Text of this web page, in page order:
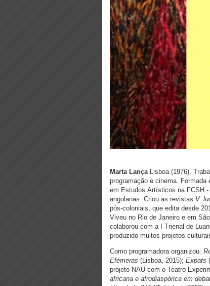
Marta Lança Lisboa (1976).
programação e cinema.
em Estudos Artísticos na FCSH
angolanas. Criou as revistas
pós-coloniais, que edita desde
Viveu no Rio de Janeiro e em
colaborou com a I Trienal de
produzido muitos projetos
Como programadora organizou:
Efémeras (Lisboa, 2015); Expats
projeto NAU com o Teatro
africana e afrodiaspórica em